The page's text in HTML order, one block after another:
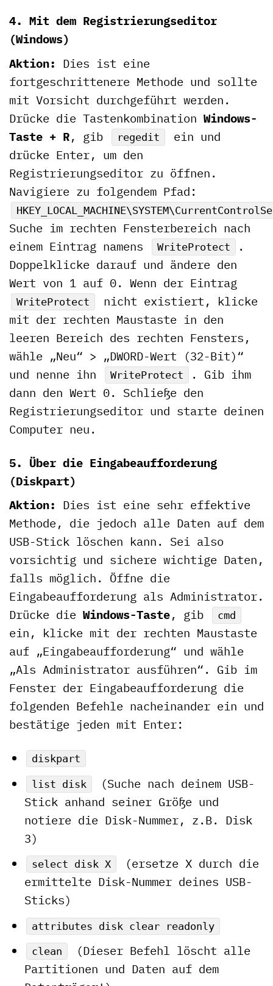
4. Mit dem Registrierungseditor
(Windows)
Aktion: Dies ist eine
fortgeschrittenere Methode und sollte
mit Vorsicht durchgeführt werden.
Drücke die Tastenkombination Windows-
Taste + R, gib regedit
ein und
drücke Enter, um den
Registrierungseditor zu öffnen.
Navigiere zu folgendem Pfad:
Suche im rechten Fensterbereich nach
einem Eintrag namens
WriteProtect
.
Doppelklicke darauf und ändere den
Wert von 1 auf 0. Wenn der Eintrag
WriteProtect
nicht existiert, klicke
mit der rechten Maustaste in den
leeren Bereich des rechten Fensters,
wähle „Neu“ > „DWORD-Wert (32-Bit)“
und nenne ihn
WriteProtect
. Gib ihm
dann den Wert 0. Schließe den
Registrierungseditor und starte deinen
Computer neu.
5. Über die Eingabeaufforderung
(Diskpart)
Aktion: Dies ist eine sehr effektive
Methode, die jedoch alle Daten auf dem
USB-Stick löschen kann. Sei also
vorsichtig und sichere wichtige Daten,
falls möglich. Öffne die
Eingabeaufforderung als Administrator.
Drücke die Windows-Taste, gib cmd
ein, klicke mit der rechten Maustaste
auf „Eingabeaufforderung“ und wähle
„Als Administrator ausführen“. Gib im
Fenster der Eingabeaufforderung die
folgenden Befehle nacheinander ein und
bestätige jeden mit Enter:
diskpart
list disk
(Suche nach deinem USB-
Stick anhand seiner Größe und
notiere die Disk-Nummer, z.B. Disk
3)
select disk X
(ersetze X durch die
ermittelte Disk-Nummer deines USB-
Sticks)
attributes disk clear readonly
clean
(Dieser Befehl löscht alle
Partitionen und Daten auf dem